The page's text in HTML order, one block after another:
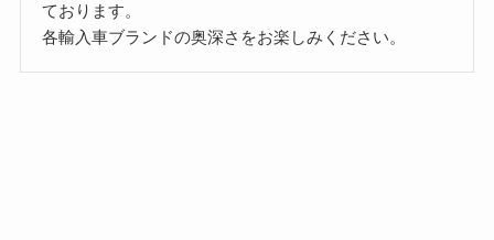
ております。
各輸入車ブランドの奥深さをお楽しみください。